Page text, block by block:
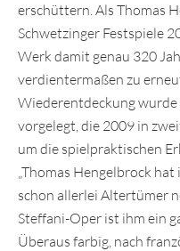
erschüttern. Als Thomas
Schwetzinger Festspiele
Werk damit genau 320
verdientermaßen zu
Wiederentdeckung
vorgelegt, die 2009 in
um die spielpraktischen
„Thomas Hengelbrock
schon allerlei Altertümer
Steffani-Oper ist ihm ein
Überaus farbig, nach